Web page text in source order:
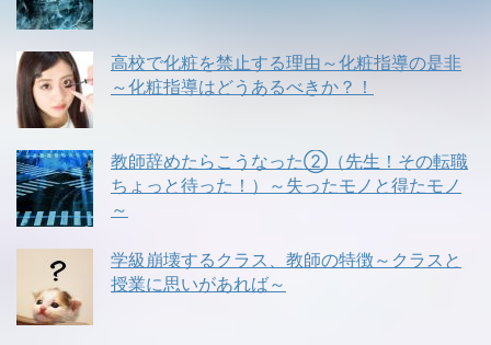
高校で化粧を禁止する理由～化粧指導の是非
～化粧指導はどうあるべきか？！
教師辞めたらこうなった②（先生！その転職
ちょっと待った！）～失ったモノと得たモノ
～
学級崩壊するクラス、教師の特徴～クラスと
授業に思いがあれば～